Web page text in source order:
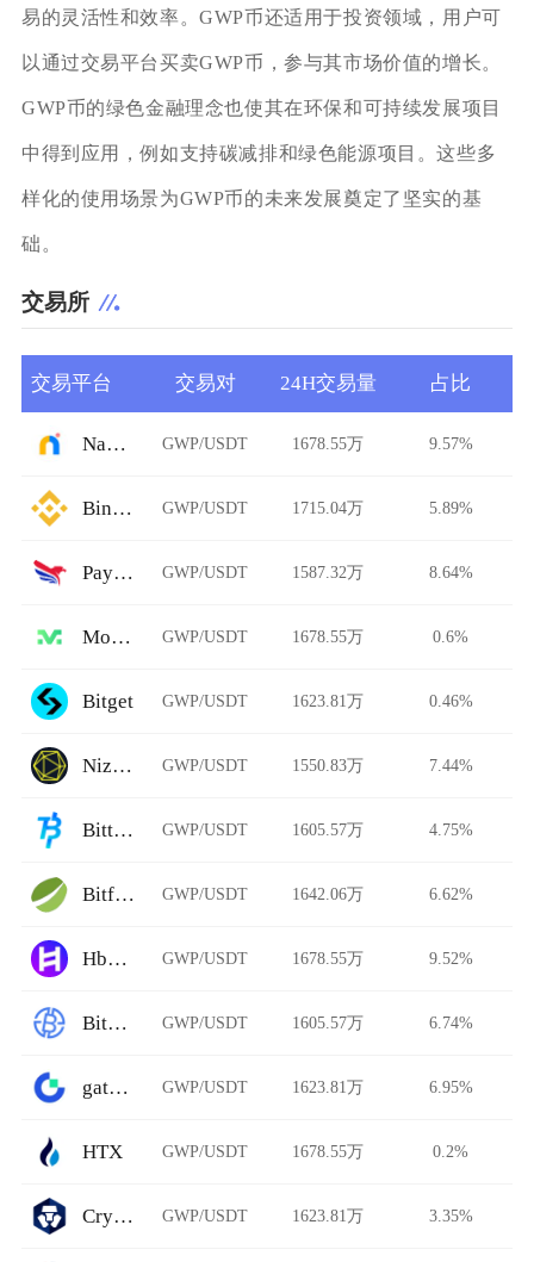
易的灵活性和效率。GWP币还适用于投资领域，用户可
以通过交易平台买卖GWP币，参与其市场价值的增长。
GWP币的绿色金融理念也使其在环保和可持续发展项目
中得到应用，例如支持碳减排和绿色能源项目。这些多
样化的使用场景为GWP币的未来发展奠定了坚实的基
础。
交易所
交易平台 交易对 24H交易量 占比
Namebase GWP/USDT 1678.55万 9.57%
Binance GWP/USDT 1715.04万 5.89%
PayBito GWP/USDT 1587.32万 8.64%
Morgan GWP/USDT 1678.55万 0.6%
Bitget GWP/USDT 1623.81万 0.46%
Niza.io GWP/USDT 1550.83万 7.44%
Bittime GWP/USDT 1605.57万 4.75%
Bitfinex GWP/USDT 1642.06万 6.62%
HbarSuite DEX GWP/USDT 1678.55万 9.52%
BitAsiaEx GWP/USDT 1605.57万 6.74%
gate.io GWP/USDT 1623.81万 6.95%
HTX GWP/USDT 1678.55万 0.2%
Crypto.com GWP/USDT 1623.81万 3.35%